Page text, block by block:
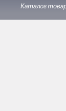
Каталог